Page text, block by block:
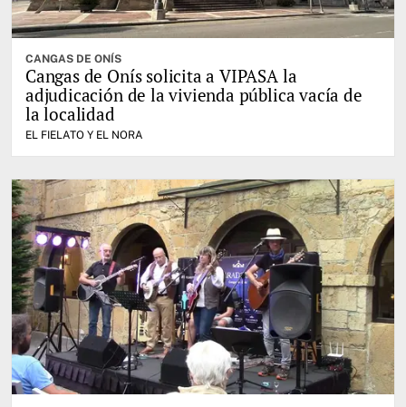
CANGAS DE ONÍS
Cangas de Onís solicita a VIPASA la
adjudicación de la vivienda pública vacía de
la localidad
EL FIELATO Y EL NORA